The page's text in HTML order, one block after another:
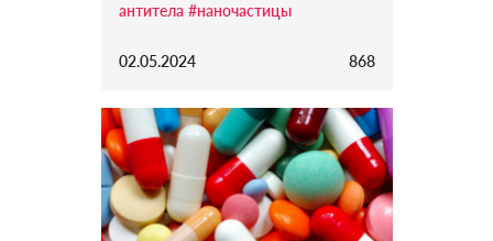
антитела #наночастицы
02.05.2024 868